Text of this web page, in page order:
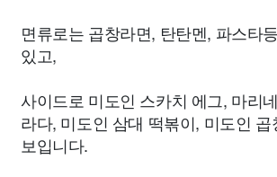
면류로는 곱창라면, 탄탄멘, 파스타
있고,
사이드로 미도인 스카치 에그, 마리
라다, 미도인 삼대 떡볶이, 미도인
보입니다.